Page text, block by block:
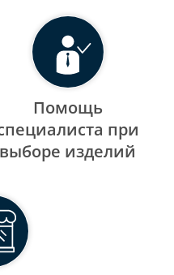
Помощь
при
выборе изделий